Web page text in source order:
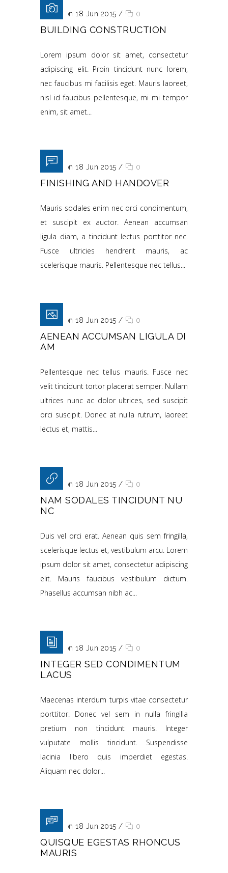
Posted on 18 Jun 2015 / 0
BUILDING CONSTRUCTION
Lorem ipsum dolor sit amet, consectetur
adipiscing elit. Proin tincidunt nunc lorem,
nec faucibus mi facilisis eget. Mauris laoreet,
nisl id faucibus pellentesque, mi mi tempor
enim, sit amet...
Posted on 18 Jun 2015 / 0
FINISHING AND HANDOVER
Mauris sodales enim nec orci condimentum,
et suscipit ex auctor. Aenean accumsan
ligula diam, a tincidunt lectus porttitor nec.
Fusce ultricies hendrerit mauris, ac
scelerisque mauris. Pellentesque nec tellus...
Posted on 18 Jun 2015 / 0
AENEAN ACCUMSAN LIGULA DI
AM
Pellentesque nec tellus mauris. Fusce nec
velit tincidunt tortor placerat semper. Nullam
ultrices nunc ac dolor ultrices, sed suscipit
orci suscipit. Donec at nulla rutrum, laoreet
lectus et, mattis...
Posted on 18 Jun 2015 / 0
NAM SODALES TINCIDUNT NU
NC
Duis vel orci erat. Aenean quis sem fringilla,
scelerisque lectus et, vestibulum arcu. Lorem
ipsum dolor sit amet, consectetur adipiscing
elit. Mauris faucibus vestibulum dictum.
Phasellus accumsan nibh ac...
Posted on 18 Jun 2015 / 0
INTEGER SED CONDIMENTUM
LACUS
Maecenas interdum turpis vitae consectetur
porttitor. Donec vel sem in nulla fringilla
pretium non tincidunt mauris. Integer
vulputate mollis tincidunt. Suspendisse
lacinia libero quis imperdiet egestas.
Aliquam nec dolor...
Posted on 18 Jun 2015 / 0
QUISQUE EGESTAS RHONCUS
MAURIS